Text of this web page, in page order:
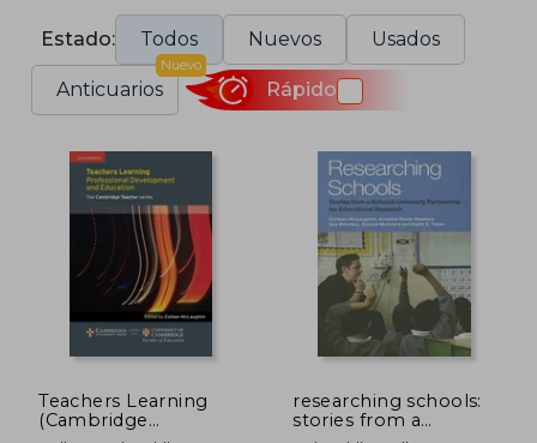
Estado: Todos Nuevos Usados
Anticuarios
Nuevo
Rápido
Teachers Learning
(Cambridge
researching schools:
stories from a